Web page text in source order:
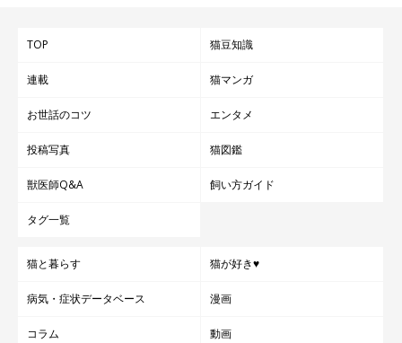
TOP 猫豆知識
連載 猫マンガ
お世話のコツ エンタメ
投稿写真 猫図鑑
獣医師Q&A 飼い方ガイド
タグ一覧
猫と暮らす 猫が好き♥
病気・症状データベース 漫画
コラム 動画